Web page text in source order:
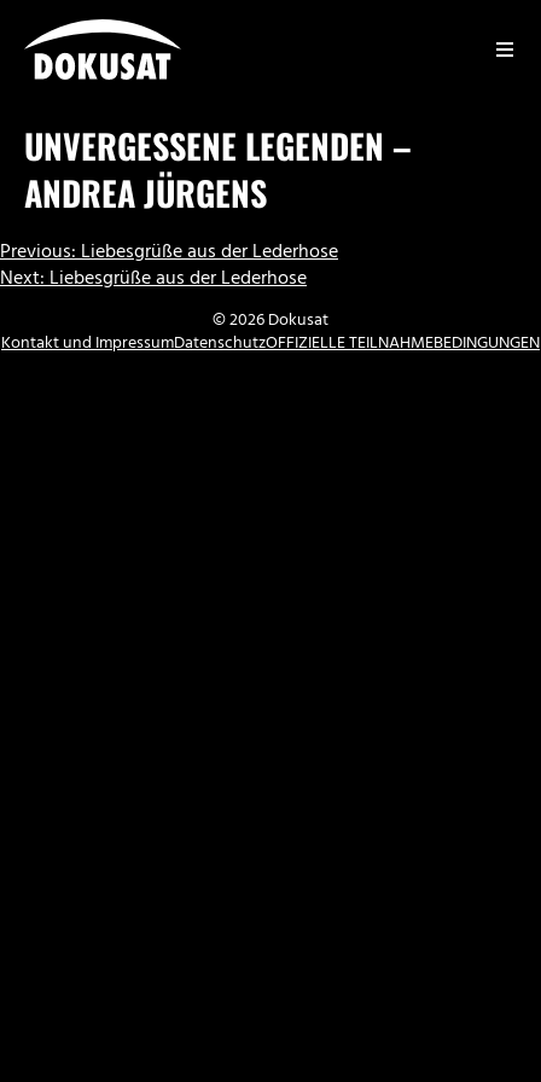
Inhalt
springen
UNVERGESSENE LEGENDEN –
ANDREA JÜRGENS
BEITRAGSNAVIGATION
Previous:Liebesgrüße aus der Lederhose
Next:Liebesgrüße aus der Lederhose
© 2026 Dokusat
Kontakt und ImpressumDatenschutzOFFIZIELLE TEILNAHMEBEDINGUNGEN